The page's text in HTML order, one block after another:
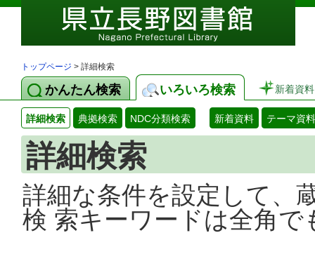
トップページ > 詳細検索
かんたん検索 いろいろ検索 新着資料
詳細検索 典拠検索 NDC分類検索 新着資料 テーマ資料
詳細検索
詳細な条件を設定して、
検 索キーワードは全角